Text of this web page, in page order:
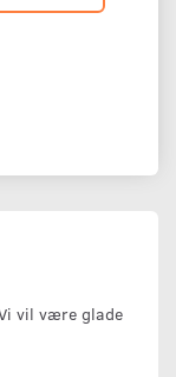
vil være glade